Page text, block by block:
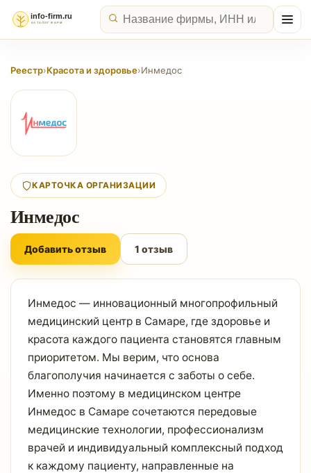
Реестр›Красота и здоровье›Инмедос
КАРТОЧКА ОРГАНИЗАЦИИ
Инмедос
Добавить отзыв 1 отзыв
Инмедос — инновационный многопрофильный
медицинский центр в Самаре, где здоровье и
красота каждого пациента становятся главным
приоритетом. Мы верим, что основа
благополучия начинается с заботы о себе.
Именно поэтому в медицинском центре
Инмедос в Самаре сочетаются передовые
медицинские технологии, профессионализм
врачей и индивидуальный комплексный подход
к каждому пациенту, направленные на